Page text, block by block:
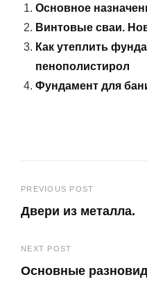
Основное
Винтовые сваи.
Как утеплить
пенополистирол
Фундамент для
Навигация
по
записям
PREVIOUS POST
Двери из металла.
Post
NEXT POST
Основные